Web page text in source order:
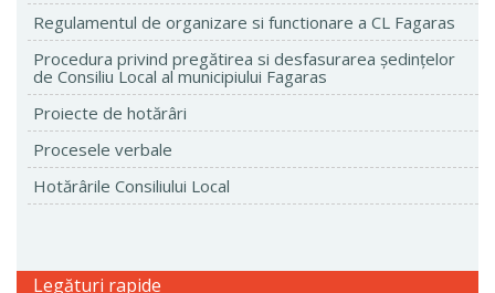
Regulamentul de organizare si functionare a CL Fagaras
Procedura privind pregătirea si desfasurarea ședințelor
de Consiliu Local al municipiului Fagaras
Proiecte de hotărâri
Procesele verbale
Hotărârile Consiliului Local
Legături rapide